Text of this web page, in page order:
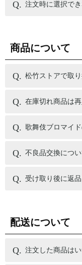
注文時に選択で
商品について
松竹ストアで取
在庫切れ商品は
歌舞伎ブロマイ
不良品交換につい
受け取り後に返
配送について
注文した商品は